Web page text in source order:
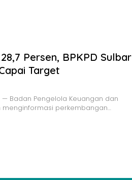
Persen, BPKPD Sulbar
Target
— Badan Pengelola Keuangan dan
perkembangan…